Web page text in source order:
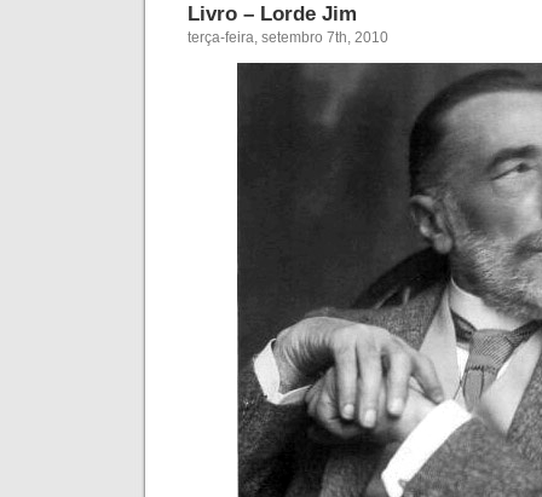
Livro – Lorde Jim
terça-feira, setembro 7th, 2010